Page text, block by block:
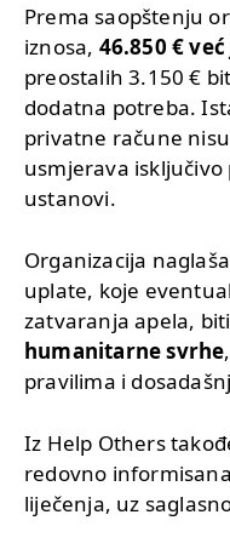
Prema saopštenju
iznosa, 46.850 €
preostalih 3.150 €
dodatna potreba.
privatne račune
usmjerava
ustanovi.
Organizacija
uplate, koje
zatvaranja apela, biti
humanitarne svrhe
pravilima i
Iz Help Others
redovno
liječenja, uz